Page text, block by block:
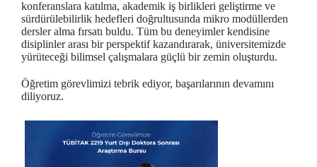
konferanslara katılma, akademik iş birlikleri geliştirme ve
sürdürülebilirlik hedefleri doğrultusunda mikro modüllerden
dersler alma fırsatı buldu. Tüm bu deneyimler kendisine
disiplinler arası bir perspektif kazandırarak, üniversitemizde
yürüteceği bilimsel çalışmalara güçlü bir zemin oluşturdu.
Öğretim görevlimizi tebrik ediyor, başarılarının devamını
diliyoruz.